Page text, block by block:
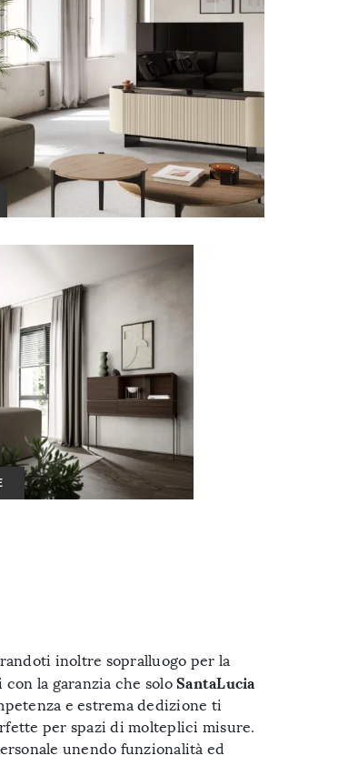
inoltre sopralluogo per la
la garanzia che solo SantaLucia
e estrema dedizione ti
per spazi di molteplici misure.
unendo funzionalità ed